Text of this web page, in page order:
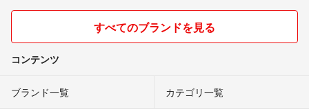
すべてのブランドを見る
コンテンツ
ブランド一覧 カテゴリ一覧